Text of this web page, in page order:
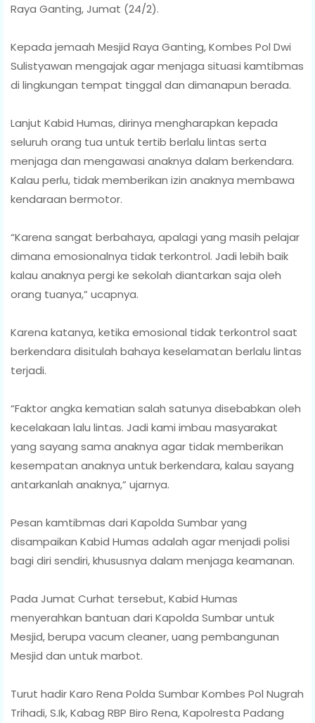
Raya Ganting, Jumat (24/2).
Kepada jemaah Mesjid Raya Ganting, Kombes Pol Dwi
Sulistyawan mengajak agar menjaga situasi kamtibmas
di lingkungan tempat tinggal dan dimanapun berada.
Lanjut Kabid Humas, dirinya mengharapkan kepada
seluruh orang tua untuk tertib berlalu lintas serta
menjaga dan mengawasi anaknya dalam berkendara.
Kalau perlu, tidak memberikan izin anaknya membawa
kendaraan bermotor.
“Karena sangat berbahaya, apalagi yang masih pelajar
dimana emosionalnya tidak terkontrol. Jadi lebih baik
kalau anaknya pergi ke sekolah diantarkan saja oleh
orang tuanya,” ucapnya.
Karena katanya, ketika emosional tidak terkontrol saat
berkendara disitulah bahaya keselamatan berlalu lintas
terjadi.
“Faktor angka kematian salah satunya disebabkan oleh
kecelakaan lalu lintas. Jadi kami imbau masyarakat
yang sayang sama anaknya agar tidak memberikan
kesempatan anaknya untuk berkendara, kalau sayang
antarkanlah anaknya,” ujarnya.
Pesan kamtibmas dari Kapolda Sumbar yang
disampaikan Kabid Humas adalah agar menjadi polisi
bagi diri sendiri, khususnya dalam menjaga keamanan.
Pada Jumat Curhat tersebut, Kabid Humas
menyerahkan bantuan dari Kapolda Sumbar untuk
Mesjid, berupa vacum cleaner, uang pembangunan
Mesjid dan untuk marbot.
Turut hadir Karo Rena Polda Sumbar Kombes Pol Nugrah
Trihadi, S.Ik, Kabag RBP Biro Rena, Kapolresta Padang